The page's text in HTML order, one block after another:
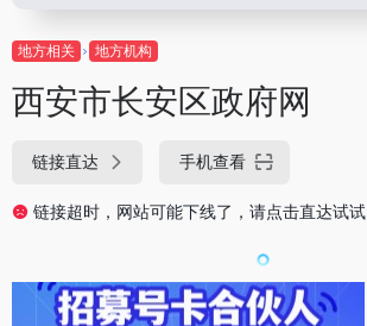
地方相关 地方机构
西安市长安区政府网
链接直达 手机查看
链接超时，网站可能下线了，请点击直达试试